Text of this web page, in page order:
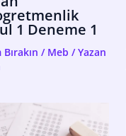
1 Deneme 1
/ Meb / Yazan